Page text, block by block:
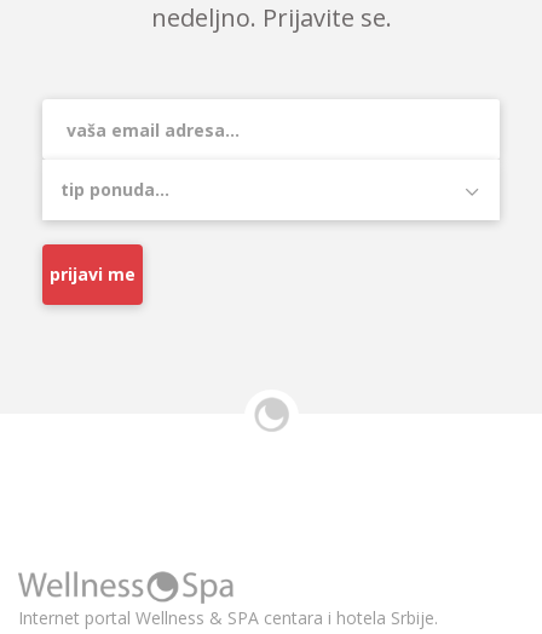
nedeljno. Prijavite se.
prijavi me
Internet portal Wellness & SPA centara i hotela Srbije.